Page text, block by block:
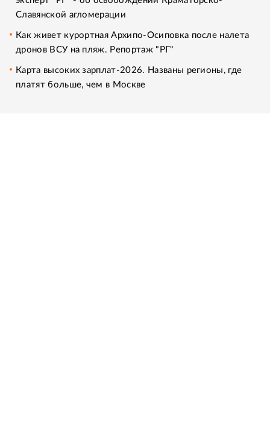
Славянской агломерации
Как живет курортная Архипо-Осиповка после налета
дронов ВСУ на пляж. Репортаж "РГ"
Карта высоких зарплат-2026. Названы регионы, где
платят больше, чем в Москве